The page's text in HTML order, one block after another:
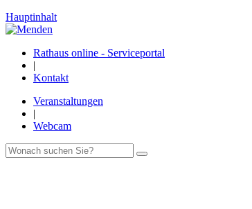
Hauptinhalt
Rathaus online - Serviceportal
|
Kontakt
Veranstaltungen
|
Webcam